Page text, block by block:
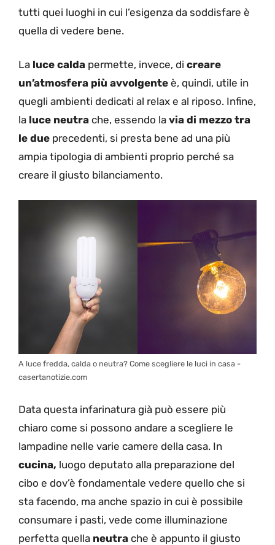
tutti quei luoghi in cui l’esigenza da soddisfare è
quella di vedere bene.
La luce calda permette, invece, di creare
un’atmosfera più avvolgente è, quindi, utile in
quegli ambienti dedicati al relax e al riposo. Infine,
la luce neutra che, essendo la via di mezzo tra
le due precedenti, si presta bene ad una più
ampia tipologia di ambienti proprio perché sa
creare il giusto bilanciamento.
A luce fredda, calda o neutra? Come scegliere le luci in casa -
casertanotizie.com
Data questa infarinatura già può essere più
chiaro come si possono andare a scegliere le
lampadine nelle varie camere della casa. In
cucina, luogo deputato alla preparazione del
cibo e dov’è fondamentale vedere quello che si
sta facendo, ma anche spazio in cui è possibile
consumare i pasti, vede come illuminazione
perfetta quella neutra che è appunto il giusto